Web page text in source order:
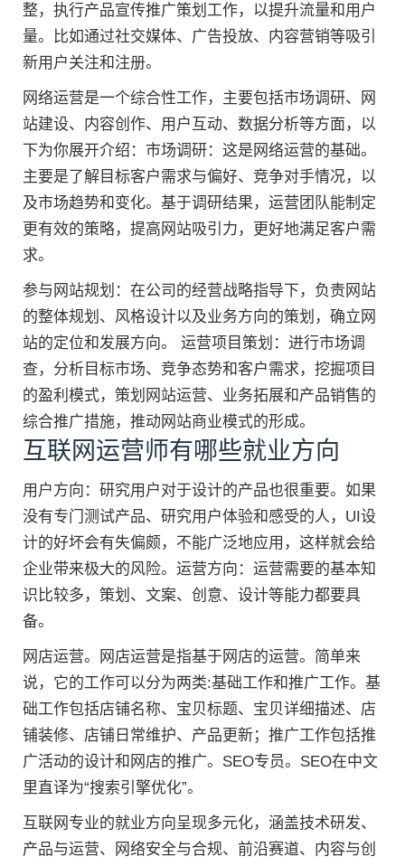
整，执行产品宣传推广策划工作，以提升流量和用户
量。比如通过社交媒体、广告投放、内容营销等吸引
新用户关注和注册。
网络运营是一个综合性工作，主要包括市场调研、网
站建设、内容创作、用户互动、数据分析等方面，以
下为你展开介绍：市场调研：这是网络运营的基础。
主要是了解目标客户需求与偏好、竞争对手情况，以
及市场趋势和变化。基于调研结果，运营团队能制定
更有效的策略，提高网站吸引力，更好地满足客户需
求。
参与网站规划：在公司的经营战略指导下，负责网站
的整体规划、风格设计以及业务方向的策划，确立网
站的定位和发展方向。 运营项目策划：进行市场调
查，分析目标市场、竞争态势和客户需求，挖掘项目
的盈利模式，策划网站运营、业务拓展和产品销售的
综合推广措施，推动网站商业模式的形成。
互联网运营师有哪些就业方向
用户方向：研究用户对于设计的产品也很重要。如果
没有专门测试产品、研究用户体验和感受的人，UI设
计的好坏会有失偏颇，不能广泛地应用，这样就会给
企业带来极大的风险。运营方向：运营需要的基本知
识比较多，策划、文案、创意、设计等能力都要具
备。
网店运营。网店运营是指基于网店的运营。简单来
说，它的工作可以分为两类:基础工作和推广工作。基
础工作包括店铺名称、宝贝标题、宝贝详细描述、店
铺装修、店铺日常维护、产品更新；推广工作包括推
广活动的设计和网店的推广。SEO专员。SEO在中文
里直译为“搜索引擎优化”。
互联网专业的就业方向呈现多元化，涵盖技术研发、
产品与运营、网络安全与合规、前沿赛道、内容与创